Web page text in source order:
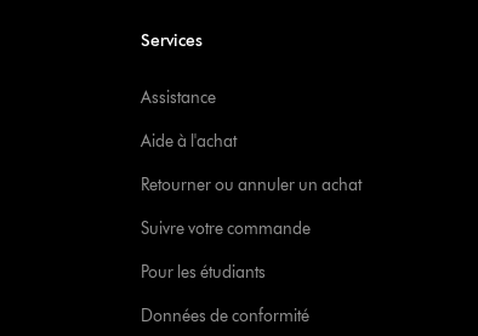
Services
Assistance
Aide à l'achat
Retourner ou annuler un achat
Suivre votre commande
Pour les étudiants
Données de conformité